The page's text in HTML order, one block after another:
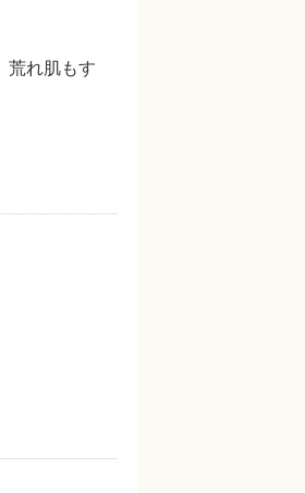
荒れ肌もす